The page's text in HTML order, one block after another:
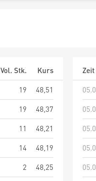
Vol. Stk.
Kurs
19
48,51
19
48,37
11
48,21
14
48,19
2
48,25
Zeit